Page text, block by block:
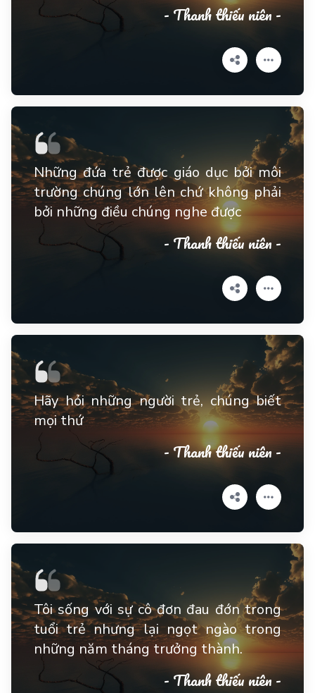
- Thanh thiếu niên -
Những đứa trẻ được giáo dục bởi môi
trường chúng lớn lên chứ không phải
bởi những điều chúng nghe được
- Thanh thiếu niên -
Hãy hỏi những người trẻ, chúng biết
mọi thứ
- Thanh thiếu niên -
Tôi sống với sự cô đơn đau đớn trong
tuổi trẻ nhưng lại ngọt ngào trong
những năm tháng trưởng thành.
- Thanh thiếu niên -